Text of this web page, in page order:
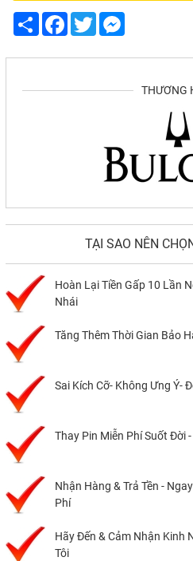
ShareFacebook
Twitter
THƯƠNG
TẠI SAO NÊN
Hoàn Lại Tiền Gấp 10 Lần
Nhái
Tăng Thêm Thời Gian Bảo
Sai Kích Cỡ- Không Ưng Ý-
Thay Pin Miễn Phí Suốt Đời
Nhận Hàng & Trả Tền -
Phí
Hãy Đến & Cảm Nhận Kinh
Tôi